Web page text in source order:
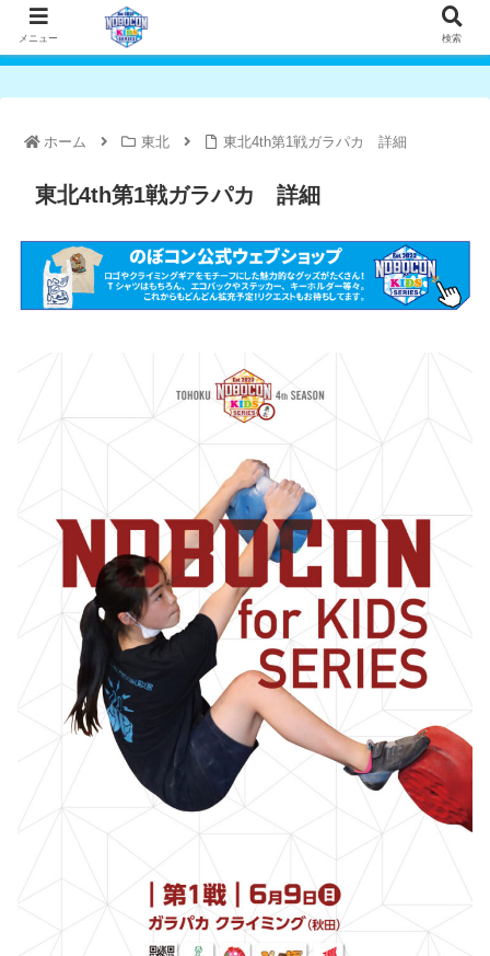
ホーム 東北 東北4th第1戦ガラパカ 詳細
東北4th第1戦ガラパカ 詳細
メニュー 検索